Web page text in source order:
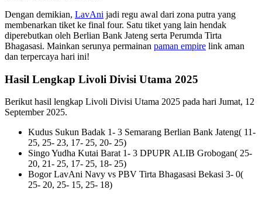
Dengan demikian, LavAni jadi regu awal dari zona putra yang
membenarkan tiket ke final four. Satu tiket yang lain hendak
diperebutkan oleh Berlian Bank Jateng serta Perumda Tirta
Bhagasasi. Mainkan serunya permainan paman empire link aman
dan terpercaya hari ini!
Hasil Lengkap Livoli Divisi Utama 2025
Berikut hasil lengkap Livoli Divisi Utama 2025 pada hari Jumat, 12
September 2025.
Kudus Sukun Badak 1- 3 Semarang Berlian Bank Jateng( 11-
25, 25- 23, 17- 25, 20- 25)
Singo Yudha Kutai Barat 1- 3 DPUPR ALIB Grobogan( 25-
20, 21- 25, 17- 25, 18- 25)
Bogor LavAni Navy vs PBV Tirta Bhagasasi Bekasi 3- 0(
25- 20, 25- 15, 25- 18)